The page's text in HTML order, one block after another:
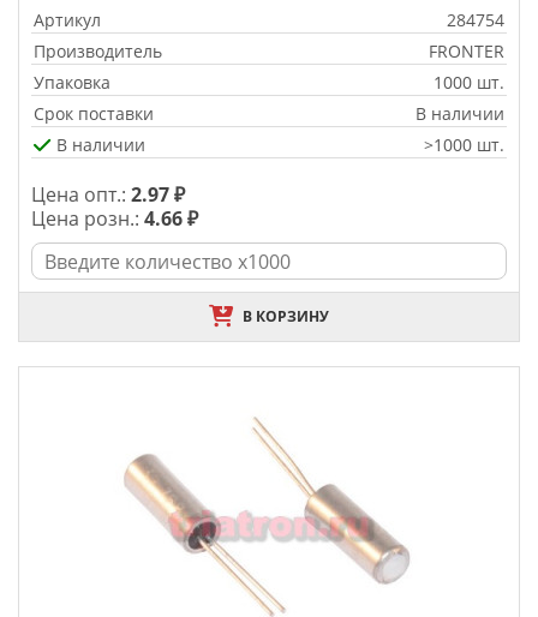
Артикул
284754
Производитель
FRONTER
Упаковка
1000 шт.
Срок поставки
В наличии
В наличии
>1000 шт.
Цена опт.: 2.97 ₽
Цена розн.: 4.66 ₽
В КОРЗИНУ